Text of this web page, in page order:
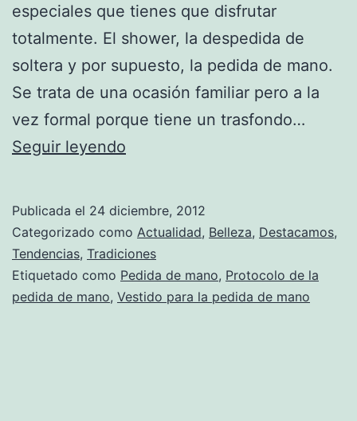
especiales que tienes que disfrutar
totalmente. El shower, la despedida de
soltera y por supuesto, la pedida de mano.
Se trata de una ocasión familiar pero a la
vez formal porque tiene un trasfondo…
Seguir leyendo
pedida
de
mano
Publicada el 24 diciembre, 2012
Categorizado como Actualidad, Belleza, Destacamos,
Tendencias, Tradiciones
Etiquetado como Pedida de mano, Protocolo de la
pedida de mano, Vestido para la pedida de mano